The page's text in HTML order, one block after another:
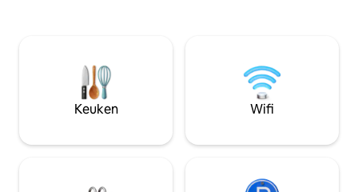
zeldzame vogels en is een geweldige
locatie voor fiets- en buitenactiviteiten.
entertainment.
Keuken Wifi